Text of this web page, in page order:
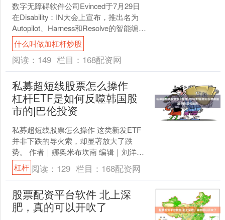
数字无障碍软件公司Evinced于7月29日
在Disability：IN大会上宣布，推出名为
Autopilot、Harness和Resolve的智能编码
工具套件....
什么叫做加杠杆炒股
阅读： 149 栏目： 168配资网
私募超短线股票怎么操作
杠杆ETF是如何反噬韩国股
市的|巴伦投资
私募超短线股票怎么操作 这类新发ETF
并非下跌的导火索，却显著放大了跌
势。 作者｜娜奥米布坎南 编辑｜刘洋雪
近几个月韩国股市波动剧烈，杠杆型ETF
难辞其咎。 ....
杠杆 阅读： 129 栏目： 168配资网
股票配资平台软件 北上深
肥，真的可以开吹了